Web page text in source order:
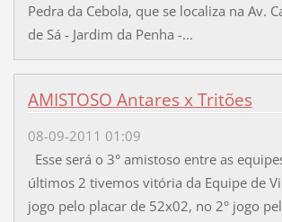
Pedra da Cebola, que se localiza na Av.
de Sá - Jardim da Penha -...
AMISTOSO Antares x Tritões
08-09-2011 01:09
Esse será o 3° amistoso entre as
últimos 2 tivemos vitória da Equipe de
jogo pelo placar de 52x02, no 2° jogo